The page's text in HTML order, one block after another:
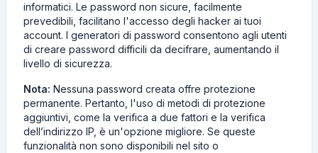
informatici. Le password non sicure, facilmente
prevedibili, facilitano l'accesso degli hacker ai tuoi
account. I generatori di password consentono agli utenti
di creare password difficili da decifrare, aumentando il
livello di sicurezza.
Nota: Nessuna password creata offre protezione
permanente. Pertanto, l'uso di metodi di protezione
aggiuntivi, come la verifica a due fattori e la verifica
dell’indirizzo IP, è un'opzione migliore. Se queste
funzionalità non sono disponibili nel sito o